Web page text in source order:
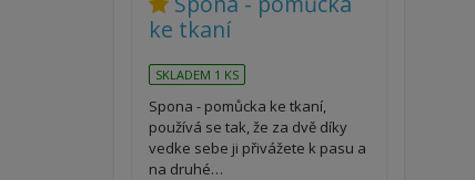
ke tkaní
SKLADEM 1 KS
Spona - pomůcka ke tkaní,
používá se tak, že za dvě díky
vedke sebe ji přivážete k pasu a
na druhé…